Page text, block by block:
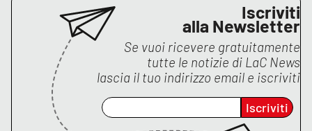
LOCALI
Catanzaro
Crotone
Vibo Valentia
Iscriviti
alla Newsletter
Se vuoi ricevere gratuitamente
tutte le notizie di LaC News
lascia il tuo indirizzo email e iscriviti
Iscriviti